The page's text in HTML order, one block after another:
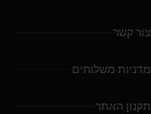
צור קשר
מדניות משלוחים
תקנון האתר